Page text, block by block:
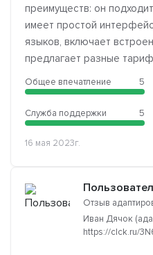
преимуществ: он
имеет простой
языков, включает
предлагает разные
Общее впечатление 5
Служба поддержки 5
16 мая 2023г.
Отзыв
Иван Дячок
https://clck.ru/